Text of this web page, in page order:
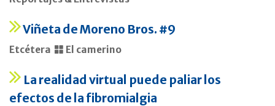
Viñeta de Moreno Bros. #9
Etcétera El camerino
La realidad virtual puede paliar los
efectos de la fibromialgia